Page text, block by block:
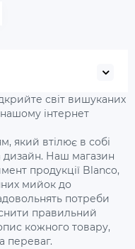
світ вишуканих
інтернет
який втілює в собі
дизайн. Наш магазин
продукції Blanco,
мийок до
потреби
правильний
кожного товару,
переваг.